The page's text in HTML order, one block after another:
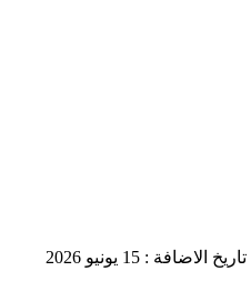
تاريخ الاضافة : 15 يونيو 2026